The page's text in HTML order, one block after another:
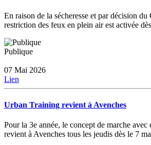
En raison de la sécheresse et par décision
restriction des feux en plein air est activée
Publique
07 Mai 2026
Lien
Urban Training revient à Avenches
Pour la 3e année, le concept de marche
revient à Avenches tous les jeudis dès le 7